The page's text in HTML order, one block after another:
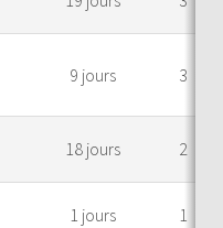
9 jours 3
18 jours 2
1 jours 1